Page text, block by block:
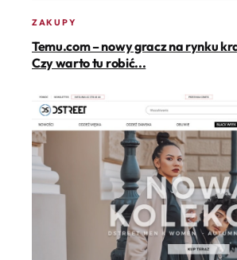
ZAKUPY
Temu.com – nowy gracz na rynku
Czy warto tu robić...